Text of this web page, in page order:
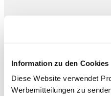
Information zu den Cookies
Diese Website verwendet
Werbemitteilungen zu